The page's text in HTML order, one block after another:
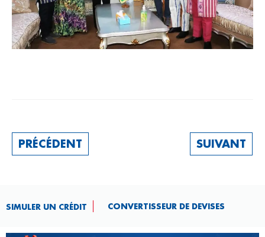
PRÉCÉDENT SUIVANT
SIMULER UN CRÉDIT CONVERTISSEUR DE DEVISES​